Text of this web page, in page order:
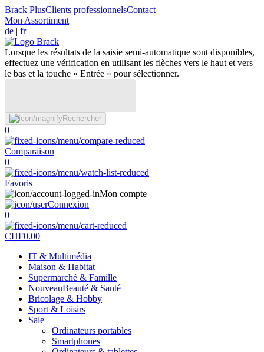
Brack PlusClients professionnelsContact
Mon Assortiment
de | fr
Lorsque les résultats de la saisie semi-automatique sont disponibles,
effectuez une vérification en utilisant les flèches vers le haut et vers
le bas et la touche « Entrée » pour sélectionner.
Rechercher
0
Comparaison
0
Favoris
Mon compte
Connexion
0
CHF0.00
IT & Multimédia
Maison & Habitat
Supermarché & Famille
NouveauBeauté & Santé
Bricolage & Hobby
Sport & Loisirs
Sale
Ordinateurs portables
Smartphones